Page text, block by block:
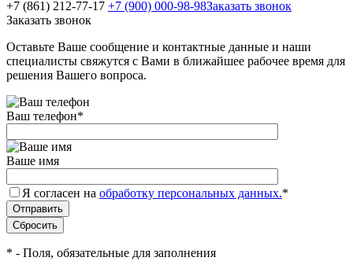
+7 (861) 212-77-17 +7 (900) 000-98-98Заказать звонок
Заказать звонок
Оставьте Ваше сообщение и контактные данные и наши
специалисты свяжутся с Вами в ближайшее рабочее время для
решения Вашего вопроса.
Ваш телефон*
Ваше имя
Я согласен на обработку персональных данных.*
* - Поля, обязательные для заполнения